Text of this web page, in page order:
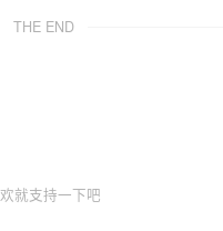
THE END
就支持一下吧